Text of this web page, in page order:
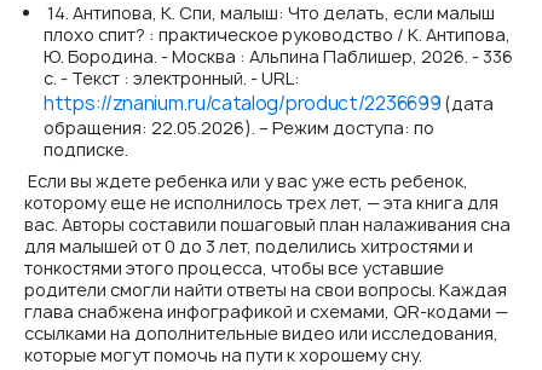
14. Антипова, К. Спи, малыш: Что делать, если малыш
плохо спит? : практическое руководство / К. Антипова,
Ю. Бородина. - Москва : Альпина Паблишер, 2026. - 336
с. - Текст : электронный. - URL:
https://znanium.ru/catalog/product/2236699 (дата
обращения: 22.05.2026). – Режим доступа: по
подписке.
Если вы ждете ребенка или у вас уже есть ребенок,
которому еще не исполнилось трех лет, — эта книга для
вас. Авторы составили пошаговый план налаживания сна
для малышей от 0 до 3 лет, поделились хитростями и
тонкостями этого процесса, чтобы все уставшие
родители смогли найти ответы на свои вопросы. Каждая
глава снабжена инфографикой и схемами, QR-кодами —
ссылками на дополнительные видео или исследования,
которые могут помочь на пути к хорошему сну.